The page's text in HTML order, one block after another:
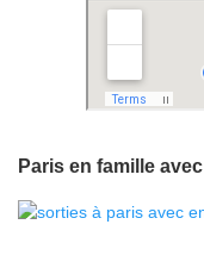
Paris en famille avec